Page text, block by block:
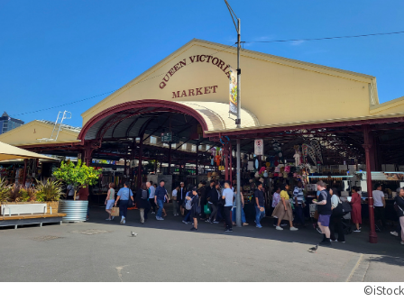
©︎iStock